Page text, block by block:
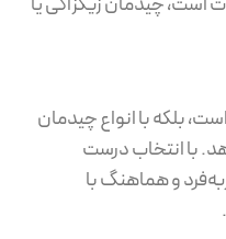
بلکه با انواع چیدمان
با انتخاب درست
و هماهنگ با